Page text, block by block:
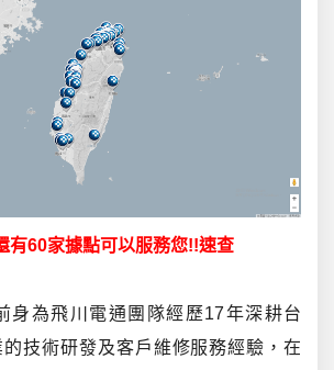
有60家據點可以服務您!!速查
身為飛川電通團隊經歷17年深耕台
技術研發及客戶維修服務經驗，在